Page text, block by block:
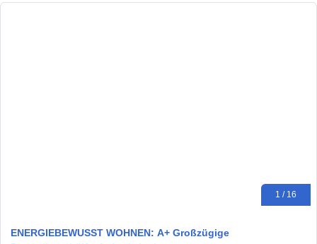
1 / 16
ENERGIEBEWUSST WOHNEN: A+ Großzügige